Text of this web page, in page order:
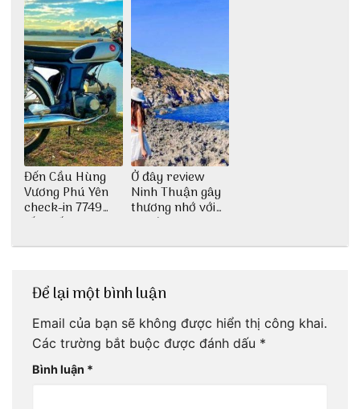
Đến Cầu Hùng
Vương Phú Yên
check-in 7749
tấm sống ảo
Ở đây review
Ninh Thuận gây
thương nhớ với
nét đẹp thiên
Để lại một bình luận
Email của bạn sẽ không được hiển thị công khai.
Các trường bắt buộc được đánh dấu *
Bình luận *